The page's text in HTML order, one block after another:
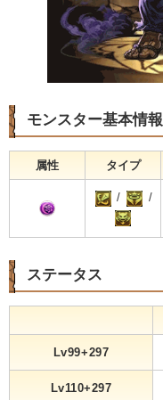
モンスター基本情報
属性 タイプ
/ /
ステータス
Lv99+297
Lv110+297